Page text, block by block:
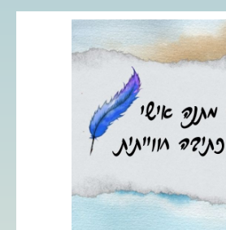
מפגש כתיבה חוויתי אישי, המאפשר
פנימית ופריצת מחסומי כתיבה.